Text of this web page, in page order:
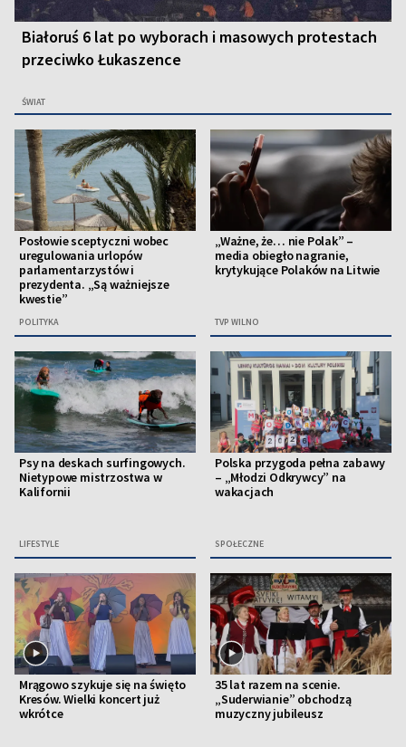
Białoruś 6 lat po wyborach i masowych protestach
przeciwko Łukaszence
ŚWIAT
Posłowie sceptyczni wobec
uregulowania urlopów
parlamentarzystów i
prezydenta. „Są ważniejsze
kwestie”
POLITYKA
„Ważne, że… nie Polak” –
media obiegło nagranie,
krytykujące Polaków na Litwie
TVP WILNO
Psy na deskach surfingowych.
Nietypowe mistrzostwa w
Kalifornii
LIFESTYLE
Polska przygoda pełna zabawy
– „Młodzi Odkrywcy” na
wakacjach
SPOŁECZNE
Mrągowo szykuje się na święto
Kresów. Wielki koncert już
wkrótce
35 lat razem na scenie.
„Suderwianie” obchodzą
muzyczny jubileusz